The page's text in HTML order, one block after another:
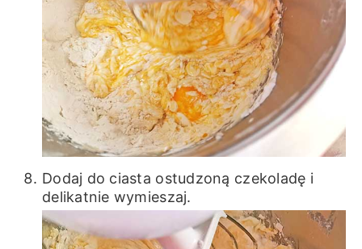
Dodaj do ciasta ostudzoną czekoladę i
delikatnie wymieszaj.